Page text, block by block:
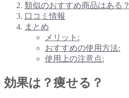
類似のおすすめ商品はある？
口コミ情報
まとめ
メリット:
おすすめの使用方法:
使用上の注意点:
効果は？痩せる？